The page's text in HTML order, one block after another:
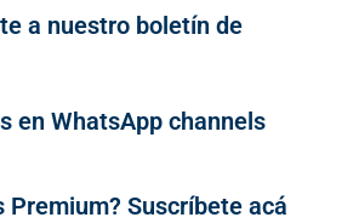
a nuestro boletín de
en WhatsApp channels
Premium? Suscríbete acá